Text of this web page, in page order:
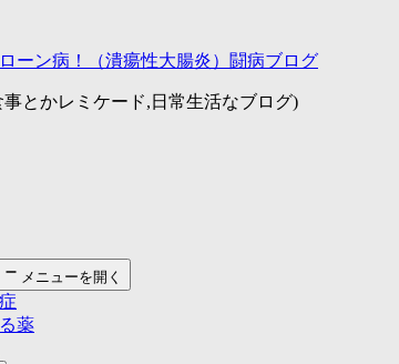
ーン病！（潰瘍性大腸炎）闘病ブログ
とかレミケード,日常生活なブログ)
メニューを開く
薬